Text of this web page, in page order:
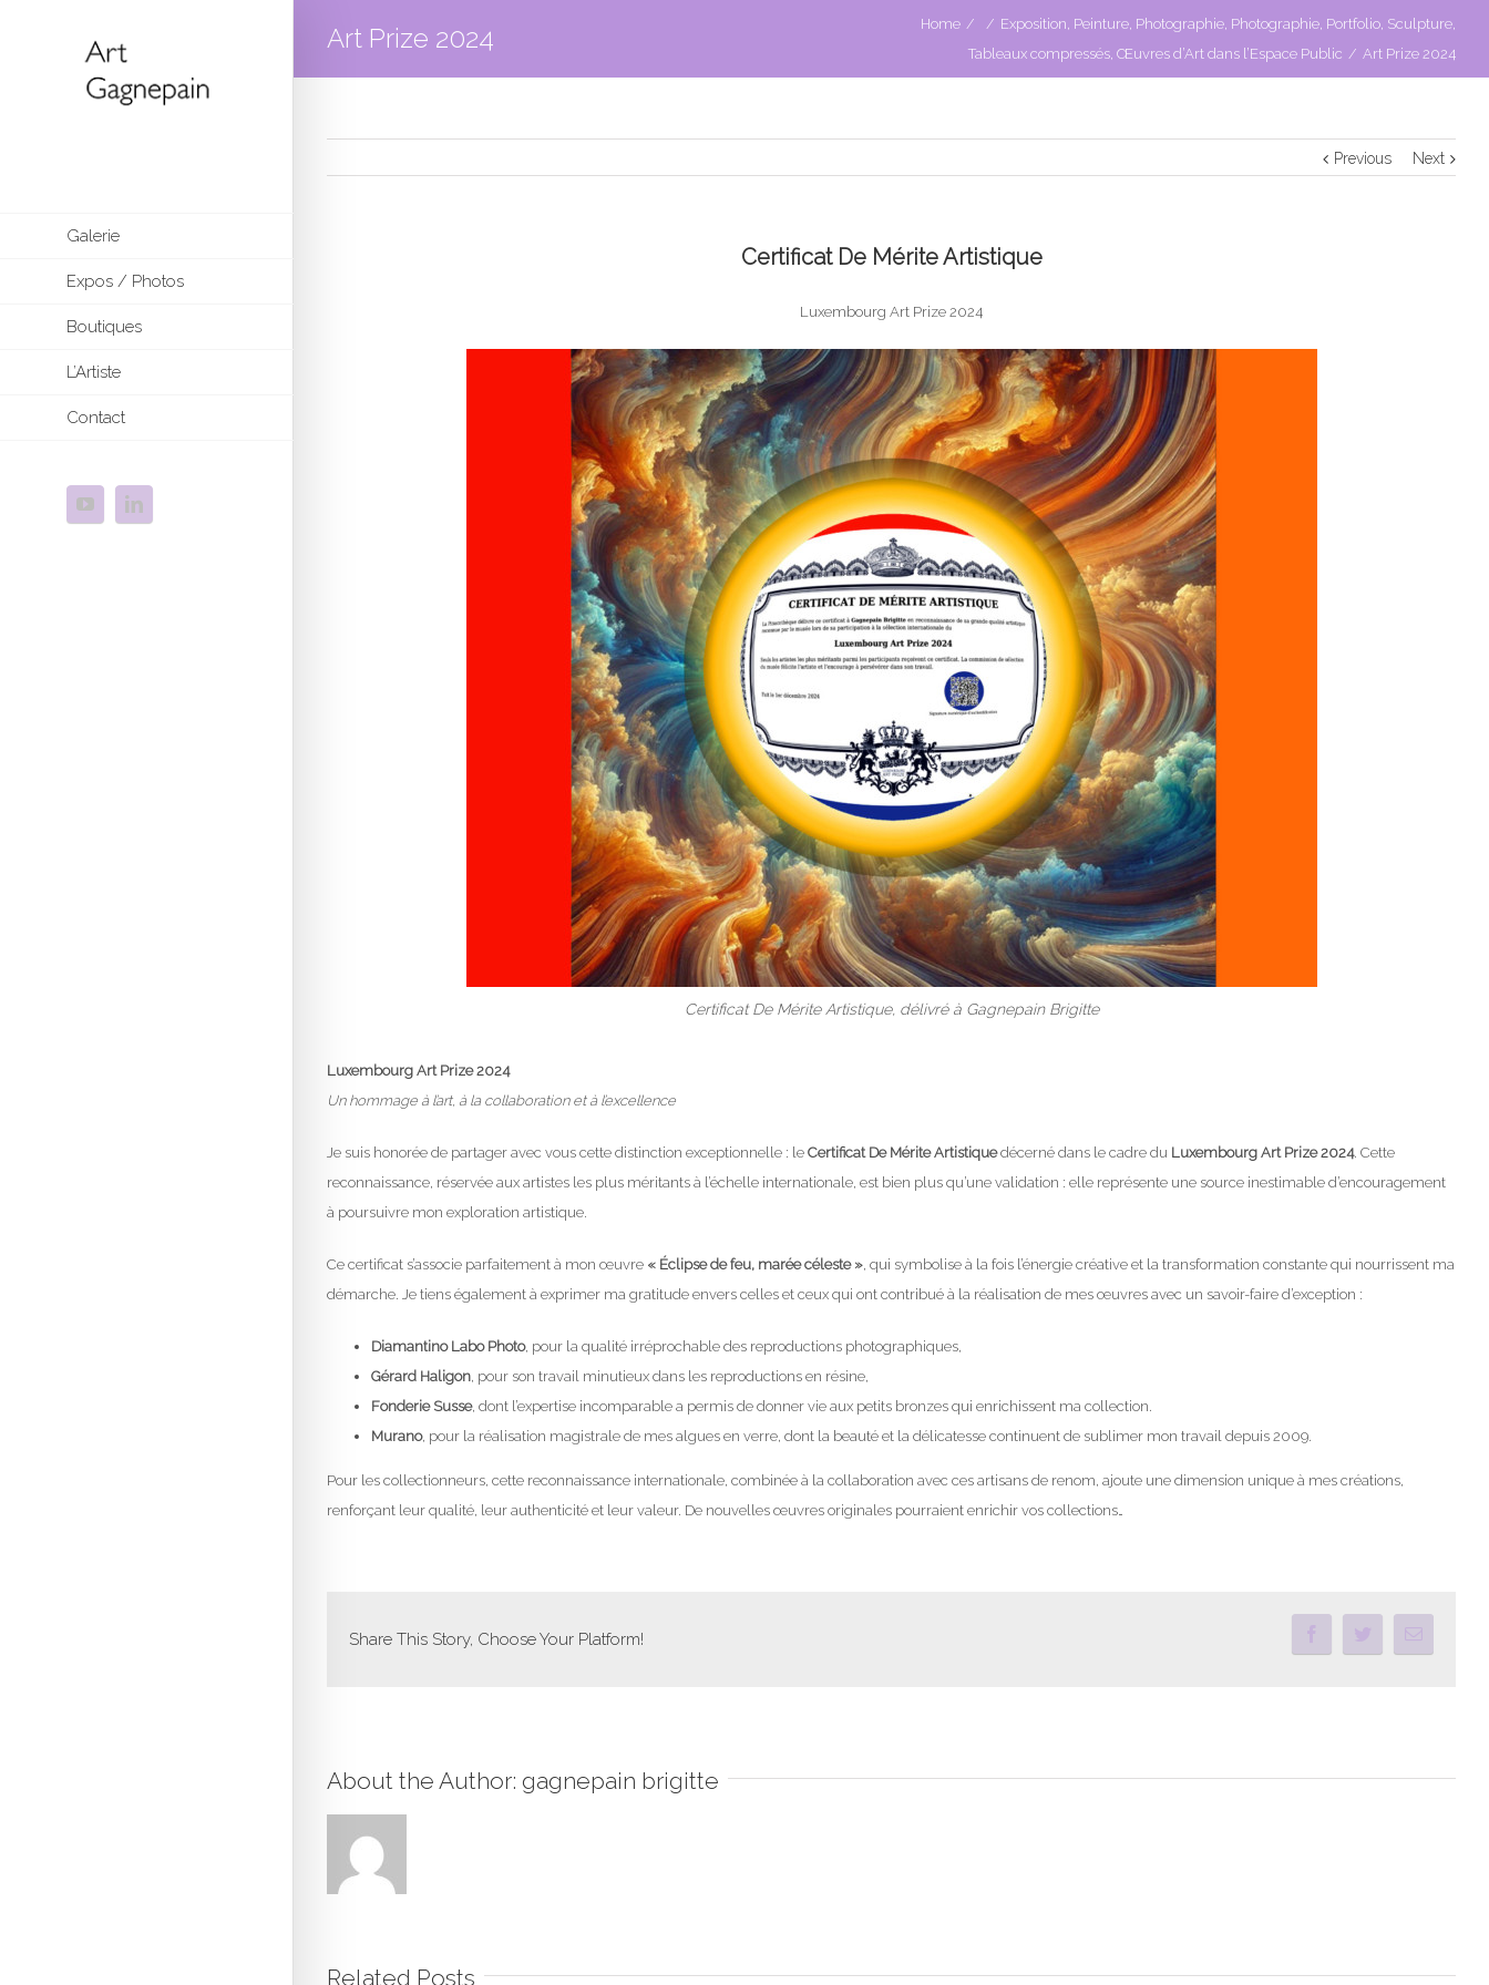
Galerie
Expos / Photos
Boutiques
L’Artiste
Contact
Art Prize 2024 Home / / Exposition, Peinture, Photographie, Photographie, Portfolio, Sculpture,
Tableaux compressés, Œuvres d’Art dans l’Espace Public / Art Prize 2024
Previous Next
Certificat De Mérite Artistique
Luxembourg Art Prize 2024
Certificat De Mérite Artistique, délivré à Gagnepain Brigitte
Luxembourg Art Prize 2024
Un hommage à l’art, à la collaboration et à l’excellence
Je suis honorée de partager avec vous cette distinction exceptionnelle : le Certificat De Mérite Artistiquedécerné dans le cadre du Luxembourg Art Prize 2024. Cette
reconnaissance, réservée aux artistes les plus méritants à l’échelle internationale, est bien plus qu’une validation : elle représente une source inestimable d’encouragement
à poursuivre mon exploration artistique.
Ce certificat s’associe parfaitement à mon œuvre « Éclipse de feu, marée céleste », qui symbolise à la fois l’énergie créative et la transformation constante qui nourrissent ma
démarche. Je tiens également à exprimer ma gratitude envers celles et ceux qui ont contribué à la réalisation de mes œuvres avec un savoir-faire d’exception :
Diamantino Labo Photo, pour la qualité irréprochable des reproductions photographiques,
Gérard Haligon, pour son travail minutieux dans les reproductions en résine,
Fonderie Susse, dont l’expertise incomparable a permis de donner vie aux petits bronzes qui enrichissent ma collection.
Murano, pour la réalisation magistrale de mes algues en verre, dont la beauté et la délicatesse continuent de sublimer mon travail depuis 2009.
Pour les collectionneurs, cette reconnaissance internationale, combinée à la collaboration avec ces artisans de renom, ajoute une dimension unique à mes créations,
renforçant leur qualité, leur authenticité et leur valeur. De nouvelles œuvres originales pourraient enrichir vos collections…
Share This Story, Choose Your Platform!
About the Author: gagnepain brigitte
Related Posts